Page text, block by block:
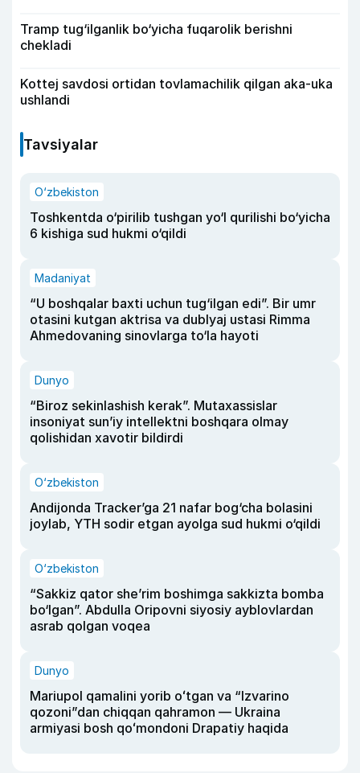
Tramp tug‘ilganlik bo‘yicha fuqarolik berishni
chekladi
Kottej savdosi ortidan tovlamachilik qilgan aka-uka
ushlandi
Tavsiyalar
O‘zbekiston
Toshkentda o‘pirilib tushgan yo‘l qurilishi bo‘yicha
6 kishiga sud hukmi o‘qildi
Madaniyat
“U boshqalar baxti uchun tug‘ilgan edi”. Bir umr
otasini kutgan aktrisa va dublyaj ustasi Rimma
Ahmedovaning sinovlarga to‘la hayoti
Dunyo
“Biroz sekinlashish kerak”. Mutaxassislar
insoniyat sun’iy intellektni boshqara olmay
qolishidan xavotir bildirdi
O‘zbekiston
Andijonda Tracker’ga 21 nafar bog‘cha bolasini
joylab, YTH sodir etgan ayolga sud hukmi o‘qildi
O‘zbekiston
“Sakkiz qator she’rim boshimga sakkizta bomba
bo‘lgan”. Abdulla Oripovni siyosiy ayblovlardan
asrab qolgan voqea
Dunyo
Mariupol qamalini yorib oʻtgan va “Izvarino
qozoni”dan chiqqan qahramon — Ukraina
armiyasi bosh qoʻmondoni Drapatiy haqida